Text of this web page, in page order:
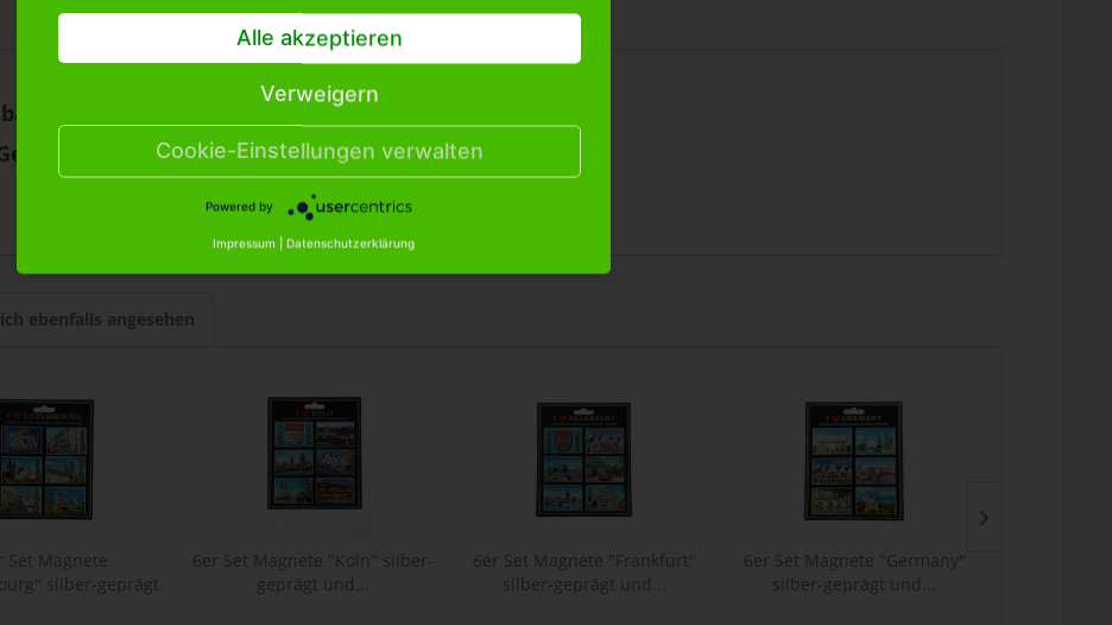
Wahrzeichen "Juist" H: 8cm"
Wahrzeichen "Juist" H: 8cm"
ebenfalls angesehen
Set Magnete
silber-geprägt
6er Set Magnete "Köln" silber-
geprägt und...
6er Set Magnete "Frankfurt"
silber-geprägt und...
6er Set Magnete "Germany"
silber-geprägt und...
Alle akzeptieren
Verweigern
Cookie-Einstellungen verwalten
Powered by
Impressum Datenschutzerklärung